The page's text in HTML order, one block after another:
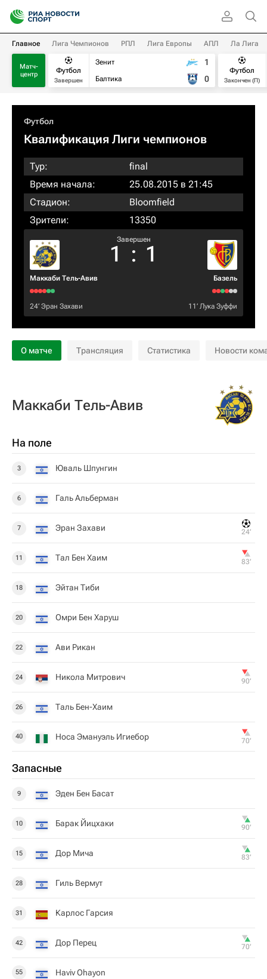
Главное Лига Чемпионов РПЛ Лига Европы АПЛ Ла Лига
Матч-
центр
Футбол
Завершен
Зенит
Балтика
1
0
Футбол
Закончен (П)
Футбол
Квалификация Лиги чемпионов
Тур:
final
Время начала:
25.08.2015 в 21:45
Стадион:
Bloomfield
Зрители:
13350
Маккаби Тель-Авив
Завершен
1 : 1
Базель
24‎’‎ Эран Захави 11‎’‎ Лука Зуффи
О матче Трансляция Статистика Новости
Маккаби Тель-Авив
На поле
3 Юваль Шпунгин
6 Галь Альберман
7 Эран Захави 24‎’‎
11 Тал Бен Хаим 83‎’‎
18 Эйтан Тиби
20 Омри Бен Харуш
22 Ави Рикан
24 Никола Митрович 90‎’‎
26 Таль Бен-Хаим
40 Носа Эмануэль Игиебор 70‎’‎
Запасные
9 Эден Бен Басат
10 Барак Йицхаки 90‎’‎
15 Дор Мича 83‎’‎
28 Гиль Вермут
31 Карлос Гарсия
42 Дор Перец 70‎’‎
55 Haviv Ohayon